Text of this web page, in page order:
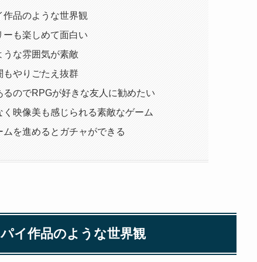
作品のような世界観
ーも楽しめて面白い
うな雰囲気が素敵
もやりごたえ抜群
のでRPGが好きな友人に勧めたい
映像美も感じられる素敵なゲーム
を進めるとガチャができる
イ作品のような世界観